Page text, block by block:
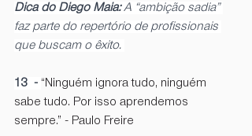
Dica do Diego Maia: A “ambição sadia”
faz parte do repertório de profissionais
que buscam o êxito.
13  - “Ninguém ignora tudo, ninguém
sabe tudo. Por isso aprendemos
sempre.” - Paulo Freire